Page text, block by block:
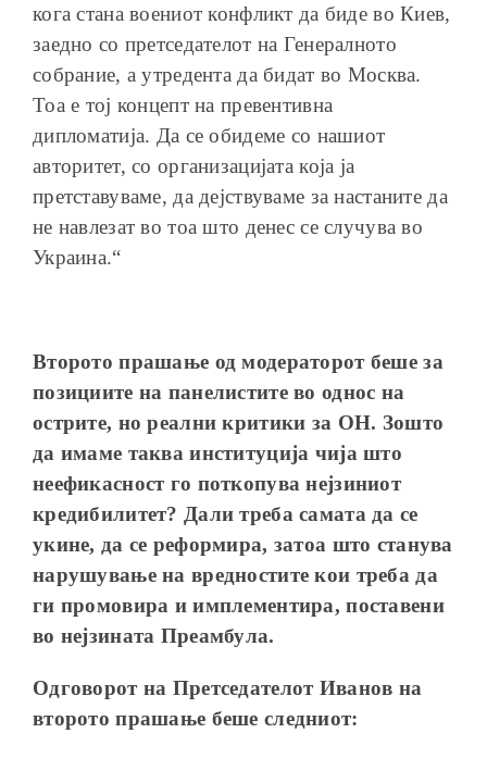
кога стана воениот конфликт да биде во Киев,
заедно со претседателот на Генералното
собрание, а утредента да бидат во Москва.
Тоа е тој концепт на превентивна
дипломатија. Да се обидеме со нашиот
авторитет, со организацијата која ја
претставуваме, да дејствуваме за настаните да
не навлезат во тоа што денес се случува во
Украина.“
Второто прашање од модераторот беше за
позициите на панелистите во однос на
острите, но реални критики за ОН. Зошто
да имаме таква институција чија што
неефикасност го поткопуванејзиниот
кредибилитет? Дали треба самата да се
укине, да се реформира, затоа што станува
нарушување на вредностите кои треба да
ги промовира и имплементира, поставени
во нејзината Преамбула.
Одговорот на Претседателот Иванов на
второто прашање беше следниот: